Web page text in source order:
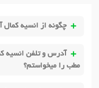
چگونه از انسیه کمال
آدرس و تلفن انسیه
مطب را میخواستم؟